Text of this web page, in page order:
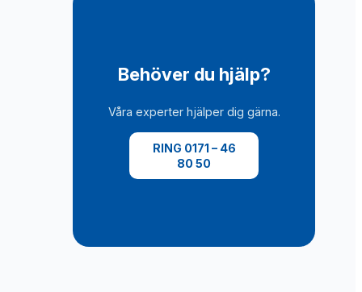
Behöver du hjälp?
Våra experter hjälper dig gärna.
RING 0171 – 46
80 50